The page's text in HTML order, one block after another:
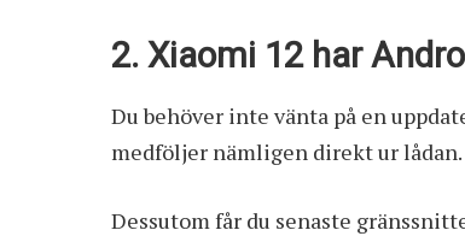
2. Xiaomi 12 har
Du behöver inte vänta på en
medföljer nämligen direkt ur lådan.
Dessutom får du senaste